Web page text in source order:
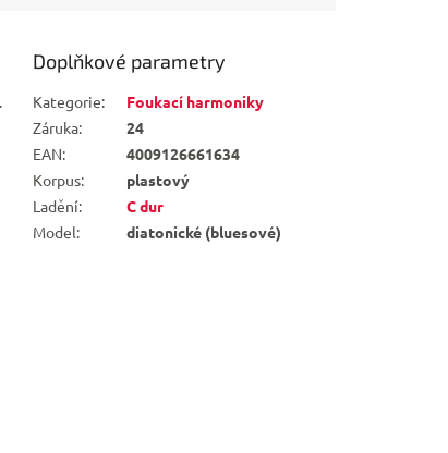
Doplňkové parametry
Kategorie:
Foukací harmoniky
Záruka:
24
EAN:
4009126661634
Korpus:
plastový
Ladění:
C dur
Model: diatonické (bluesové)